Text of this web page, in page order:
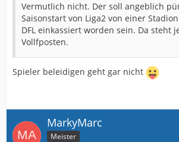
Vermutlich nicht. Der soll angeblich
Saisonstart von Liga2 von einer
DFL einkassiert worden sein. Da steht
Vollfposten.
Spieler beleidigen geht gar nicht
MarkyMarc
Meister